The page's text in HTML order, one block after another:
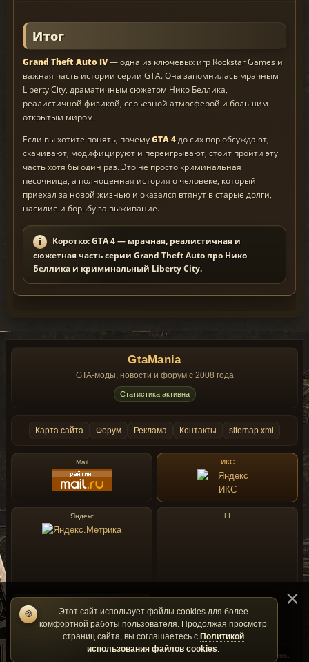
Итог
Grand Theft Auto IV— одна из ключевых игр Rockstar Games и
важная часть истории серии GTA. Она запомнилась мрачным
Liberty City, драматичным сюжетом Нико Беллика,
реалистичной физикой, серьезной атмосферой и большим
открытым миром.
Если вы хотите понять, почемуGTA 4до сих пор обсуждают,
скачивают, модифицируют и переигрывают, стоит пройти эту
часть хотя бы один раз. Это не просто криминальная
песочница, а полноценная история о человеке, который
приехал за новой жизнью и оказался втянут в старые долги,
насилие и борьбу за выживание.
Коротко: GTA 4 — мрачная, реалистичная и
сюжетная часть серии Grand Theft Auto про Нико
Беллика и криминальный Liberty City.
GtaMania
GTA-моды, новости и форум с 2008 года
Статистика активна
Карта сайта Форум Реклама Контакты sitemap.xml
Mail ИКС
Яндекс LI
GtaMania — фан-сайт и не является официальным сайтом Rockstar Games.
🍪
Этот сайт использует файлы cookies для более
комфортной работы пользователя. Продолжая просмотр
страниц сайта, вы соглашаетесь с Политикой
использования файлов cookies.